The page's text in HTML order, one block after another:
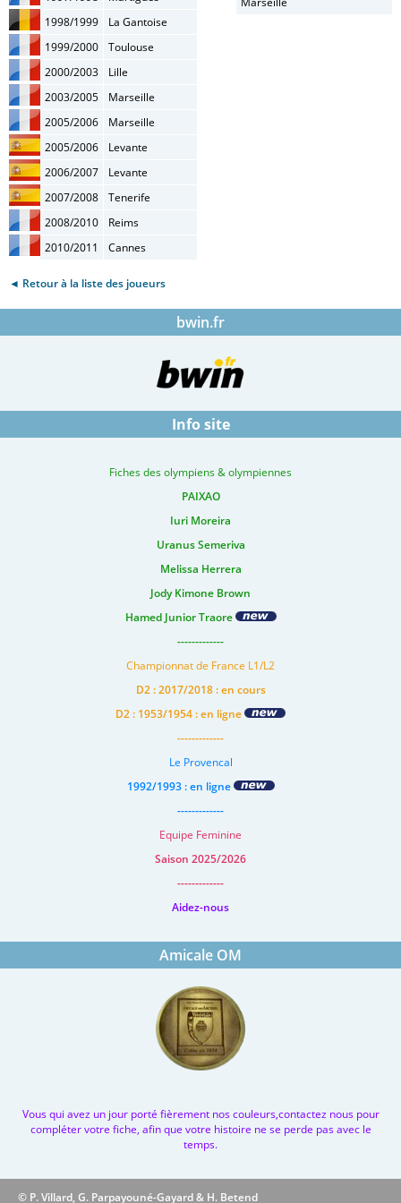
1998/1999
La Gantoise
1999/2000
Toulouse
2000/2003
Lille
2003/2005
Marseille
2005/2006
Marseille
2005/2006
Levante
2006/2007
Levante
2007/2008
Tenerife
2008/2010
Reims
2010/2011
Cannes
◄ Retour à la liste des joueurs
bwin.fr
Info site
Fiches des olympiens & olympiennes
PAIXAO
Iuri Moreira
Uranus Semeriva
Melissa Herrera
Jody Kimone Brown
Hamed Junior Traore
-------------
Championnat de France L1/L2
D2 : 2017/2018 : en cours
D2 : 1953/1954 : en ligne
-------------
Le Provencal
1992/1993 : en ligne
-------------
Equipe Feminine
Saison 2025/2026
-------------
Aidez-nous
Amicale OM
Vous qui avez un jour porté fièrement nos couleurs,contactez nous pour
compléter votre fiche, afin que votre histoire ne se perde pas avec le
temps.
© P. Villard, G. Parpayouné-Gayard & H. Betend